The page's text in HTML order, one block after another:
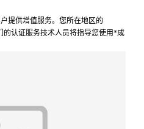
提供增值服务。 您所在地区的
的认证服务技术人员将指导您使用*成